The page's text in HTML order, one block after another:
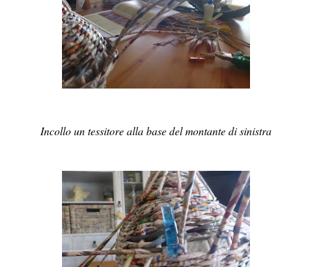
Incollo un tessitore alla base del montante di sinistra